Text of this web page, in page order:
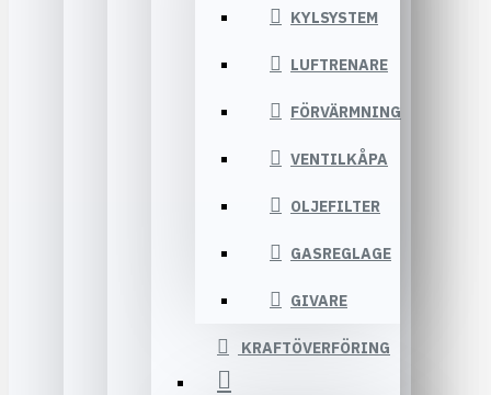
KYLSYSTEM
LUFTRENARE
FÖRVÄRMNING
VENTILKÅPA
OLJEFILTER
GASREGLAGE
GIVARE
KRAFTÖVERFÖRING